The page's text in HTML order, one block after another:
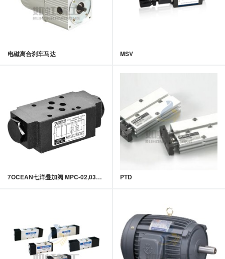
电磁离合刹车马达 MSV
7OCEAN七洋叠加阀 MPC-02,03系列叠加式液控单向阀 PTD